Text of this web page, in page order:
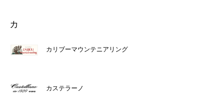
カ
カリブーマウンテニアリング
カステラーノ